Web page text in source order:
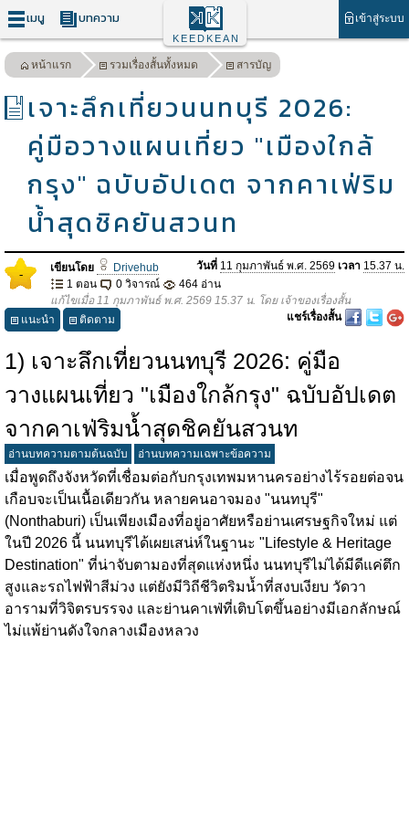
เมนู บทความ เข้าสู่ระบบ
KEEDKEAN
หน้าแรก รวมเรื่องสั้นทั้งหมด สารบัญ
เจาะลึกเที่ยวนนทบุรี 2026:
คู่มือวางแผนเที่ยว "เมืองใกล้
กรุง" ฉบับอัปเดต จากคาเฟ่ริม
น้ำสุดชิคยันสวนท
- เขียนโดย Drivehub วันที่ 11 กุมภาพันธ์ พ.ศ. 2569 เวลา 15.37 น.
1 ตอน
0 วิจารณ์
464 อ่าน
แก้ไขเมื่อ 11 กุมภาพันธ์ พ.ศ. 2569 15.37 น. โดย เจ้าของเรื่องสั้น
แนะนำ
ติดตาม แชร์เรื่องสั้น
1) เจาะลึกเที่ยวนนทบุรี 2026: คู่มือ
วางแผนเที่ยว "เมืองใกล้กรุง" ฉบับอัปเดต
จากคาเฟ่ริมน้ำสุดชิคยันสวนท
อ่านบทความตามต้นฉบับ อ่านบทความเฉพาะข้อความ
เมื่อพูดถึงจังหวัดที่เชื่อมต่อกับกรุงเทพมหานครอย่างไร้รอยต่อจน
เกือบจะเป็นเนื้อเดียวกัน หลายคนอาจมอง "นนทบุรี"
(Nonthaburi) เป็นเพียงเมืองที่อยู่อาศัยหรือย่านเศรษฐกิจใหม่ แต่
ในปี 2026 นี้ นนทบุรีได้เผยเสน่ห์ในฐานะ "Lifestyle & Heritage
Destination" ที่น่าจับตามองที่สุดแห่งหนึ่ง นนทบุรีไม่ได้มีดีแค่ตึก
สูงและรถไฟฟ้าสีม่วง แต่ยังมีวิถีชีวิตริมน้ำที่สงบเงียบ วัดวา
อารามที่วิจิตรบรรจง และย่านคาเฟ่ที่เติบโตขึ้นอย่างมีเอกลักษณ์
ไม่แพ้ย่านดังใจกลางเมืองหลวง